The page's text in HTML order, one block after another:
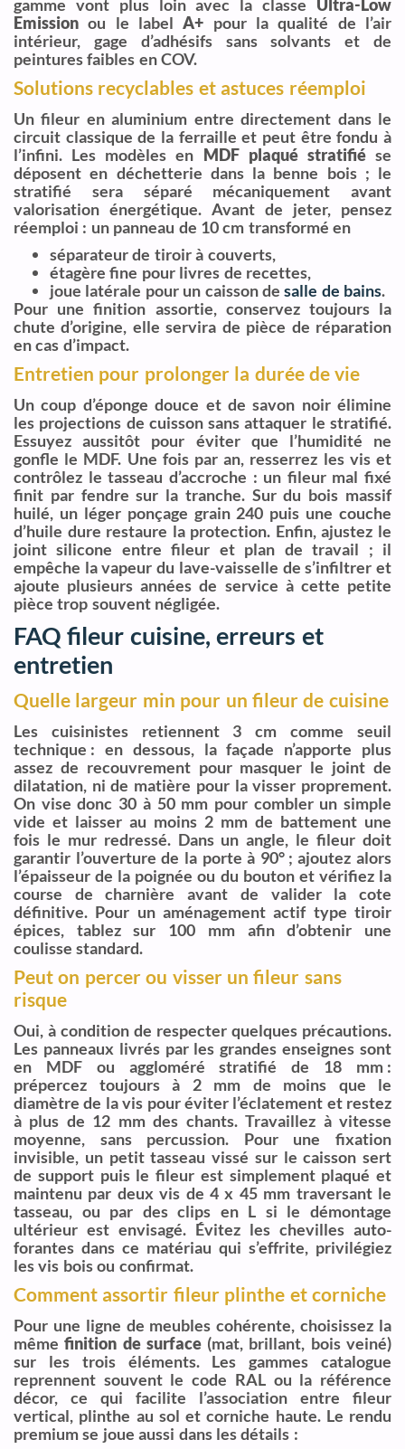
gamme vont plus loin avec la classe Ultra-Low
Emission ou le labelA+ pour la qualité de l’air
intérieur, gage d’adhésifs sans solvants et de
peintures faibles en COV.
Solutions recyclables et astuces réemploi
Un fileur en aluminium entre directement dans le
circuit classique de la ferraille et peut être fondu à
l’infini. Les modèles en MDF plaqué stratifiése
déposent en déchetterie dans la benne bois ; le
stratifié sera séparé mécaniquement avant
valorisation énergétique. Avant de jeter, pensez
réemploi : un panneau de 10 cm transformé en
séparateur de tiroir à couverts,
étagère fine pour livres de recettes,
joue latérale pour un caisson desalle de bains.
Pour une finition assortie, conservez toujours la
chute d’origine, elle servira de pièce de réparation
en cas d’impact.
Entretien pour prolonger la durée de vie
Un coup d’éponge douce et de savon noir élimine
les projections de cuisson sans attaquer le stratifié.
Essuyez aussitôt pour éviter que l’humidité ne
gonfle le MDF. Une fois par an, resserrez les vis et
contrôlez le tasseau d’accroche : un fileur mal fixé
finit par fendre sur la tranche. Sur du bois massif
huilé, un léger ponçage grain 240 puis une couche
d’huile dure restaure la protection. Enfin, ajustez le
joint silicone entre fileur et plan de travail ; il
empêche la vapeur du lave-vaisselle de s’infiltrer et
ajoute plusieurs années de service à cette petite
pièce trop souvent négligée.
FAQ fileur cuisine, erreurs et
entretien
Quelle largeur min pour un fileur de cuisine
Les cuisinistes retiennent 3 cm comme seuil
technique : en dessous, la façade n’apporte plus
assez de recouvrement pour masquer le joint de
dilatation, ni de matière pour la visser proprement.
On vise donc 30 à 50 mm pour combler un simple
vide et laisser au moins 2 mm de battement une
fois le mur redressé. Dans un angle, le fileur doit
garantir l’ouverture de la porte à 90° ; ajoutez alors
l’épaisseur de la poignée ou du bouton et vérifiez la
course de charnière avant de valider la cote
définitive. Pour un aménagement actif type tiroir
épices, tablez sur 100 mm afin d’obtenir une
coulisse standard.
Peut on percer ou visser un fileur sans
risque
Oui, à condition de respecter quelques précautions.
Les panneaux livrés par les grandes enseignes sont
en MDF ou aggloméré stratifié de 18 mm :
prépercez toujours à 2 mm de moins que le
diamètre de la vis pour éviter l’éclatement et restez
à plus de 12 mm des chants. Travaillez à vitesse
moyenne, sans percussion. Pour une fixation
invisible, un petit tasseau vissé sur le caisson sert
de support puis le fileur est simplement plaqué et
maintenu par deux vis de 4 x 45 mm traversant le
tasseau, ou par des clips en L si le démontage
ultérieur est envisagé. Évitez les chevilles auto-
forantes dans ce matériau qui s’effrite, privilégiez
les vis bois ou confirmat.
Comment assortir fileur plinthe et corniche
Pour une ligne de meubles cohérente, choisissez la
mêmefinition de surface(mat, brillant, bois veiné)
sur les trois éléments. Les gammes catalogue
reprennent souvent le code RAL ou la référence
décor, ce qui facilite l’association entre fileur
vertical, plinthe au sol et corniche haute. Le rendu
premium se joue aussi dans les détails :